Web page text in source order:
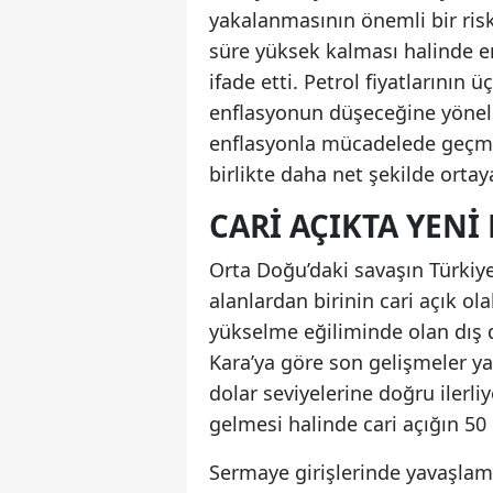
yakalanmasının önemli bir
süre yüksek kalması halinde
ifade etti. Petrol fiyatlarının
enflasyonun düşeceğine
enflasyonla mücadelede
birlikte daha net şekilde ortaya
CARI AÇIKTA YENI
Orta Doğu’daki savaşın
alanlardan birinin cari açık
yükselme eğiliminde olan dış
Kara’ya göre son gelişmeler
dolar seviyelerine doğru
gelmesi halinde cari açığın
Sermaye girişlerinde